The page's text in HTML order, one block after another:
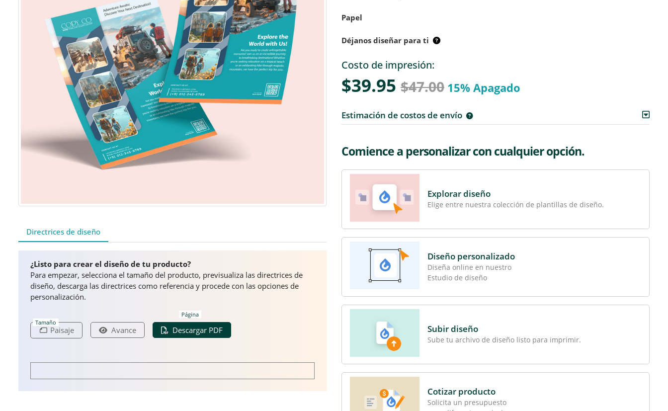
Directrices de diseño
¿Listo para crear el diseño de tu producto?
Para empezar, selecciona el tamaño del producto, previsualiza las directrices de
diseño, descarga las directrices como referencia y procede con las opciones de
personalización.
Tamaño
Página
Paisaje Avance Descargar PDF
Papel
Déjanos diseñar para ti
Costo de impresión:
$39.95 $47.00 15% Apagado
Estimación de costos de envío
Comience a personalizar con cualquier opción.
Explorar diseño
Elige entre nuestra colección de plantillas de diseño.
Diseño personalizado
Diseña online en nuestro
Estudio de diseño
Subir diseño
Sube tu archivo de diseño listo para imprimir.
Cotizar producto
Solicita un presupuesto